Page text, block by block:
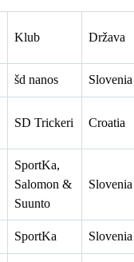
Klub Država
šd nanos Slovenia
SD Trickeri Croatia
SportKa,
Salomon &
Suunto
Slovenia
SportKa Slovenia